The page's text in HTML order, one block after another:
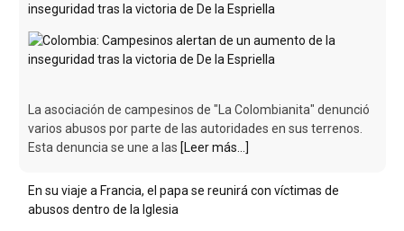
Esta denuncia se une a las[Leer más...]
En su viaje a Francia, el papa se reunirá con víctimas de
abusos dentro de la Iglesia
al 28 de septiembre, con víctimas de abusos sexuales dentro
de la[Leer más...]